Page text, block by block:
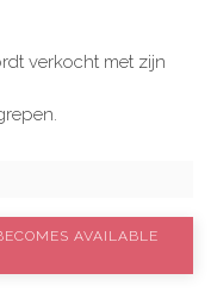
verkocht met zijn
AVAILABLE